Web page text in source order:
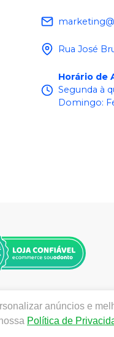
Rua José
Horário de
Segunda à
Domingo:
reservados |
ANVISA -
Privacidade e
anúncios e
Política de